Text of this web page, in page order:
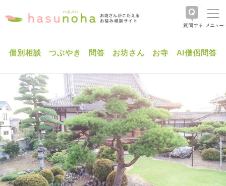
個別相談 つぶやき 問答 お坊さん お寺 AI僧侶問答